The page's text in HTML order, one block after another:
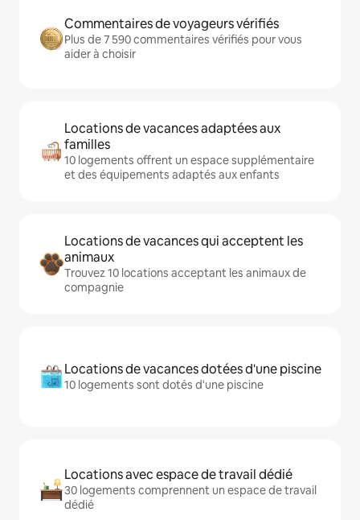
Commentaires de voyageurs vérifiés
Plus de 7 590 commentaires vérifiés pour vous
aider à choisir
Locations de vacances adaptées aux
familles
10 logements offrent un espace supplémentaire
et des équipements adaptés aux enfants
Locations de vacances qui acceptent les
animaux
Trouvez 10 locations acceptant les animaux de
compagnie
Locations de vacances dotées d'une piscine
10 logements sont dotés d'une piscine
Locations avec espace de travail dédié
30 logements comprennent un espace de travail
dédié